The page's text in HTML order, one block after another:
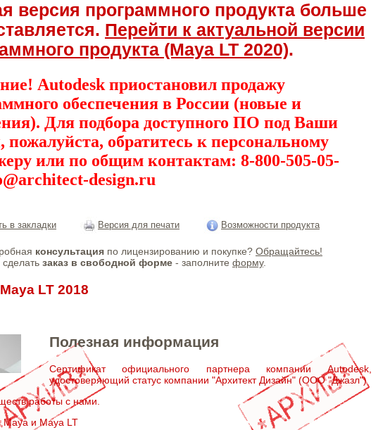
версия программного продукта больше
Перейти к актуальной версии
продукта (Maya LT 2020).
Autodesk приостановил продажу
обеспечения в России (новые и
Для подбора доступного ПО под Ваши
пожалуйста, обратитесь к персональному
или по общим контактам: 8-800-505-05-
design.ru
в закладки Версия для печати Возможности продукта
консультация по лицензированию и покупке? Обращайтесь!
заказ в свободной форме - заполните форму.
LT 2018
Полезная информация
Сертификат официального партнера компании Autodesk,
удостоверяющий статус компании "Архитект Дизайн" (ООО "Джазл")
работы с нами.
и Maya LT